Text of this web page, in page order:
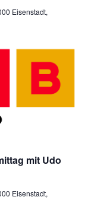
Eisenstadt,
mit Udo
Eisenstadt,